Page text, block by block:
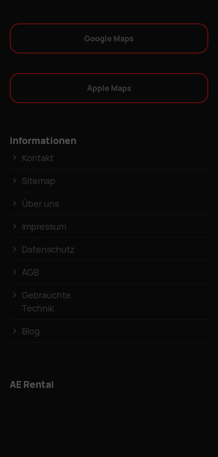
Google Maps
Apple Maps
Informationen
Kontakt
Sitemap
Über uns
Impressum
Datenschutz
AGB
Gebrauchte
Technik
Blog
AE Rental